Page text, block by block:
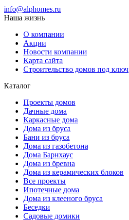
info@alphomes.ru
Наша жизнь
О компании
Акции
Новости компании
Карта сайта
Строительство домов под ключ
Каталог
Проекты домов
Дачные дома
Каркасные дома
Дома из бруса
Бани из бруса
Дома из газобетона
Дома Барнхаус
Дома из бревна
Дома из керамических блоков
Все проекты
Ипотечные дома
Дома из клееного бруса
Беседки
Садовые домики